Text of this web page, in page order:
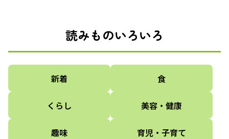
読みものいろいろ
新着 食
くらし 美容・健康
趣味 育児・子育て